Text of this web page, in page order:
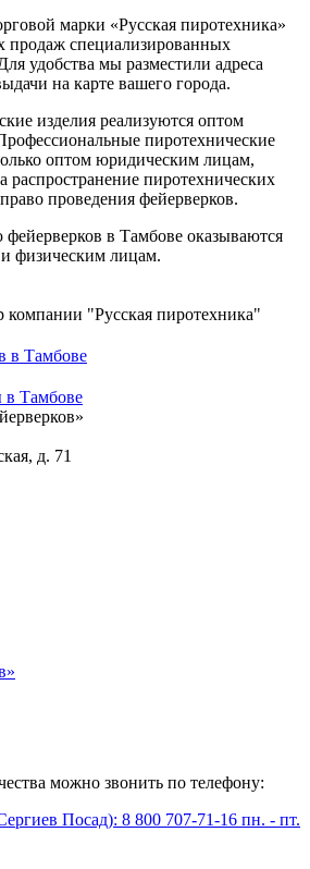
марки «Русская пиротехника»
продаж специализированных
удобства мы разместили адреса
на карте вашего города.
изделия реализуются оптом
пиротехнические
оптом юридическим лицам,
пиротехнических
проведения фейерверков.
в Тамбове оказываются
физическим лицам.
компании "Русская пиротехника"
в Тамбове
в Тамбове
д. 71
можно звонить по телефону:
Посад): 8 800 707-71-16 пн. - пт.